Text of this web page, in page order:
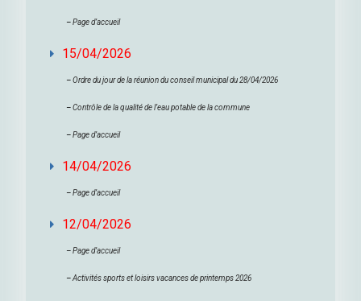
–Page d’accueil
15/04/2026
–Ordre du jour de la réunion du conseil municipal du 28/04/2026
–Contrôle de la qualité de l’eau potable de la commune
–Page d’accueil
14/04/2026
–Page d’accueil
12/04/2026
–Page d’accueil
–Activités sports et loisirs vacances de printemps 2026